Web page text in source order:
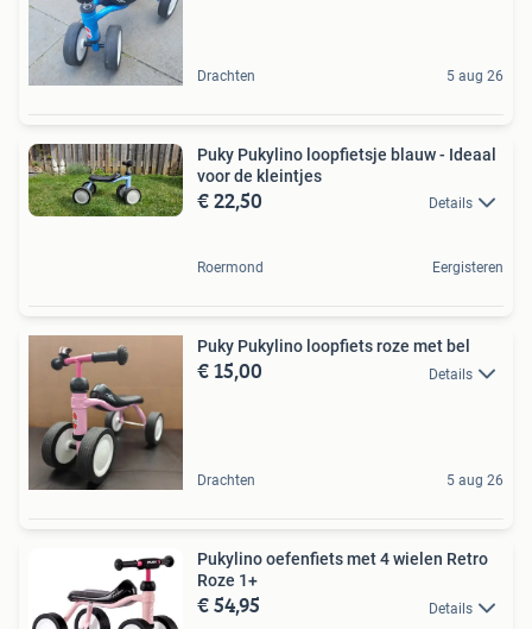
Drachten 5 aug 26
Puky Pukylino loopfietsje blauw - Ideaal
voor de kleintjes
€ 22,50 Details
Roermond Eergisteren
Puky Pukylino loopfiets roze met bel
€ 15,00 Details
Drachten 5 aug 26
Pukylino oefenfiets met 4 wielen Retro
Roze 1+
€ 54,95 Details